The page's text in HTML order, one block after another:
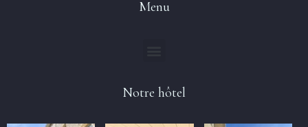
Menu
Notre hôtel